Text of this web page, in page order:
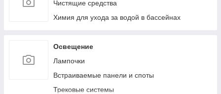
Проточные водонагреватели
Чистящие средства
Химия для ухода за водой в бассейнах
Освещение
Лампочки
Встраиваемые панели и споты
Трековые системы